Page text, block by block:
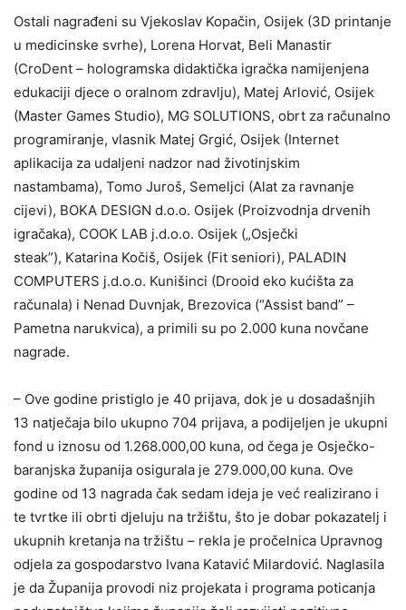
Ostali nagrađeni su Vjekoslav Kopačin, Osijek (3D printanje
u medicinske svrhe), Lorena Horvat, Beli Manastir
(CroDent – hologramska didaktička igračka namijenjena
edukaciji djece o oralnom zdravlju), Matej Arlović, Osijek
(Master Games Studio), MG SOLUTIONS, obrt za računalno
programiranje, vlasnik Matej Grgić, Osijek (Internet
aplikacija za udaljeni nadzor nad životinjskim
nastambama), Tomo Juroš, Semeljci (Alat za ravnanje
cijevi), BOKA DESIGN d.o.o. Osijek (Proizvodnja drvenih
igračaka), COOK LAB j.d.o.o. Osijek („Osječki
steak”), Katarina Kočiš, Osijek (Fit seniori), PALADIN
COMPUTERS j.d.o.o. Kunišinci (Drooid eko kućišta za
računala) i Nenad Duvnjak, Brezovica (“Assist band” –
Pametna narukvica), a primili su po 2.000 kuna novčane
nagrade.
– Ove godine pristiglo je 40 prijava, dok je u dosadašnjih
13 natječaja bilo ukupno 704 prijava, a podijeljen je ukupni
fond u iznosu od 1.268.000,00 kuna, od čega je Osječko-
baranjska županija osigurala je 279.000,00 kuna. Ove
godine od 13 nagrada čak sedam ideja je već realizirano i
te tvrtke ili obrti djeluju na tržištu, što je dobar pokazatelj i
ukupnih kretanja na tržištu – rekla je pročelnica Upravnog
odjela za gospodarstvo Ivana Katavić Milardović. Naglasila
je da Županija provodi niz projekata i programa poticanja